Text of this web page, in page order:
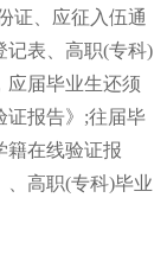
证、应征入伍通
记表、高职(专科)
应届毕业生还须
证报告》;往届毕
籍在线验证报
、高职(专科)毕业